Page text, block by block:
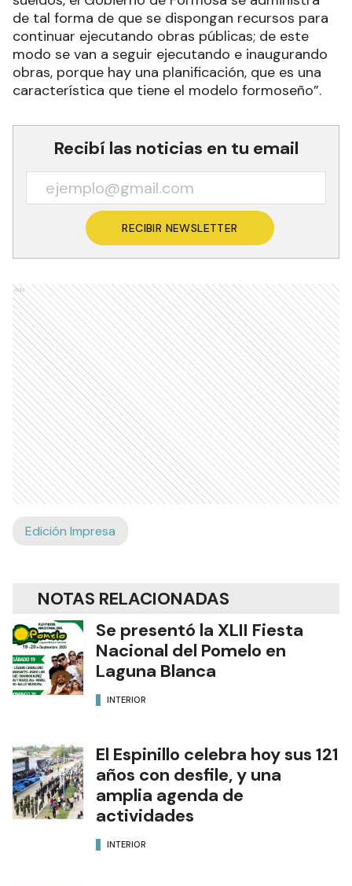
de tal forma de que se dispongan recursos para
continuar ejecutando obras públicas; de este
modo se van a seguir ejecutando e inaugurando
obras, porque hay una planificación, que es una
característica que tiene el modelo formoseño”.
Recibí las noticias en tu email
RECIBIR NEWSLETTER
Ads
Edición Impresa
NOTAS RELACIONADAS
Se presentó la XLII Fiesta
Nacional del Pomelo en
Laguna Blanca
INTERIOR
El Espinillo celebra hoy sus 121
años con desfile, y una
amplia agenda de
actividades
INTERIOR